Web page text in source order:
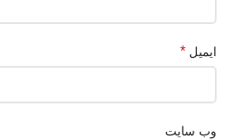
ایمیل *
وب‌ سایت